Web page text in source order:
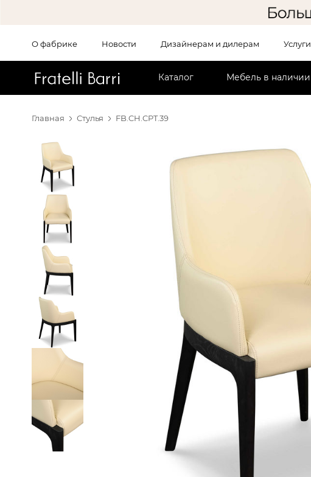
О фабрике Новости Дизайнерам и дилерам Услуги
Каталог Мебель в наличии
Главная Стулья FB.CH.CPT.39